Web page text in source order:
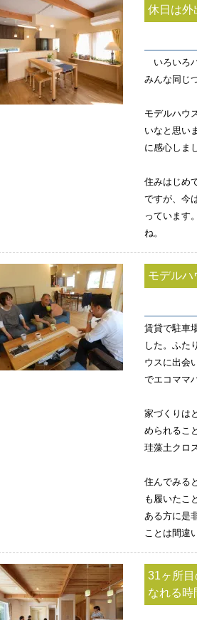
休日は外
いろいろ
みんな同じ
モデルハウ
いなと思い
に感心しま
住みはじめ
ですが、今
っています
ね。
モデルハ
賃貸で駐車
した。ふた
ウスに出会
でエコママ
家づくりは
められるこ
珪藻土クロ
住んでみる
も履いたこ
ある方に是
ことは間違
31ヶ所
なれる時